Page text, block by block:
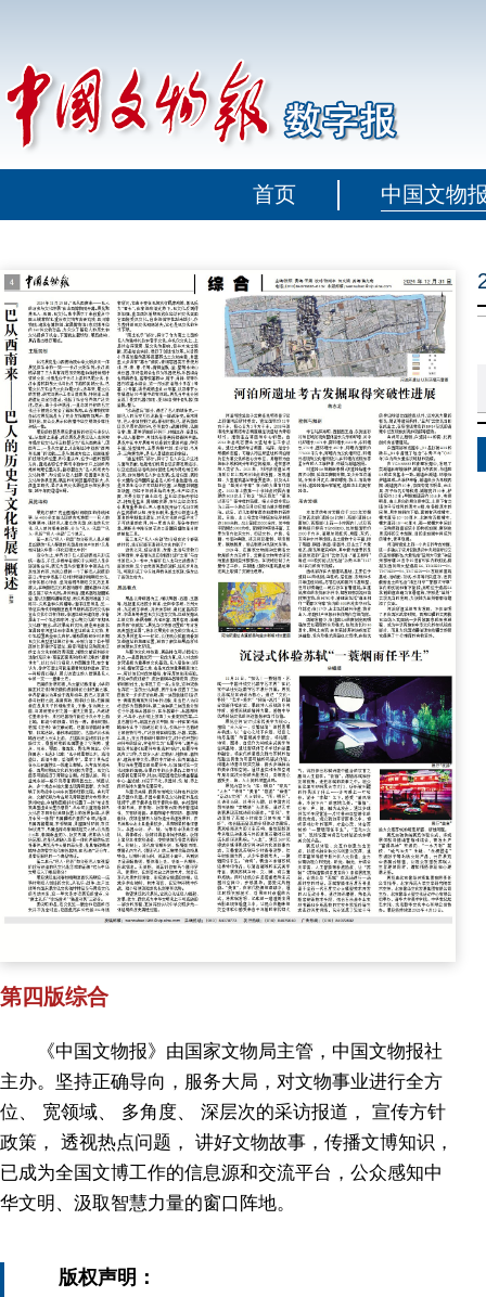
首页 中国文物
第四版综合
《中国文物报》由国家文物局主管，中国文物报社
主办。坚持正确导向，服务大局，对文物事业进行全方
位、 宽领域、 多角度、 深层次的采访报道， 宣传方针
政策， 透视热点问题， 讲好文物故事，传播文博知识，
已成为全国文博工作的信息源和交流平台，公众感知中
华文明、汲取智慧力量的窗口阵地。
版权声明：